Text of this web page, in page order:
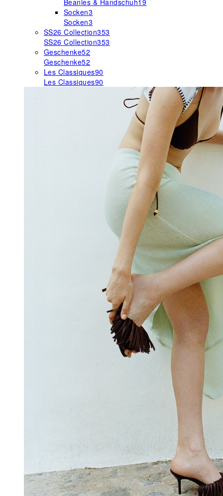
Beanies & Handschuh19
Socken3
Socken3
SS26 Collection353
SS26 Collection353
Geschenke52
Geschenke52
Les Classiques90
Les Classiques90